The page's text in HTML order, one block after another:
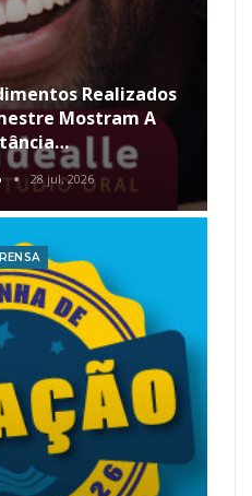
Realizados
Mostram A
28 jul, 2026